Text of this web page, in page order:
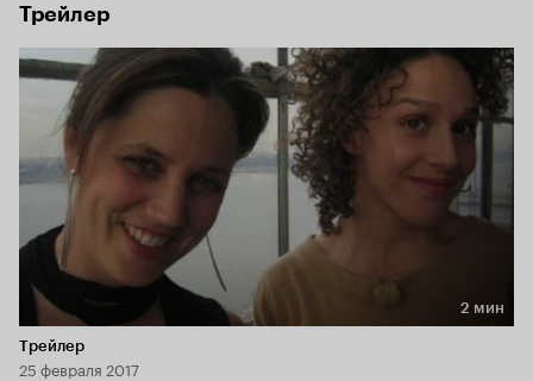
Трейлер
Длительность 2 мин
2 мин
Трейлер
25 февраля 2017